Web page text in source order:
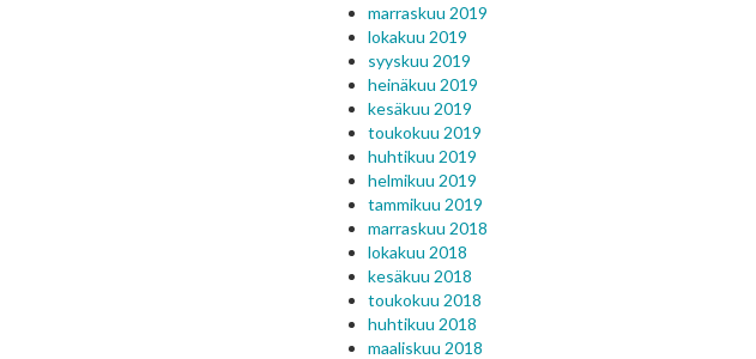
marraskuu 2019
lokakuu 2019
syyskuu 2019
heinäkuu 2019
kesäkuu 2019
toukokuu 2019
huhtikuu 2019
helmikuu 2019
tammikuu 2019
marraskuu 2018
lokakuu 2018
kesäkuu 2018
toukokuu 2018
huhtikuu 2018
maaliskuu 2018